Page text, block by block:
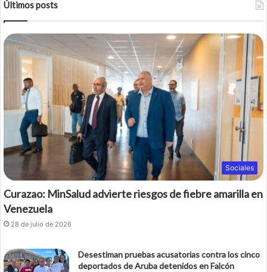
Últimos posts
Sociales
Curazao: MinSalud advierte riesgos de fiebre amarilla en
Venezuela
28 de julio de 2026
Desestiman pruebas acusatorias contra los cinco
deportados de Aruba detenidos en Falcón